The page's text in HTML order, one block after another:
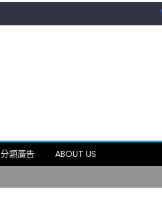
分類廣告
ABOUT US